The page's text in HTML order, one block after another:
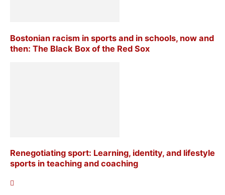
Bostonian racism in sports and in schools, now and
then: The Black Box of the Red Sox
Renegotiating sport: Learning, identity, and lifestyle
sports in teaching and coaching